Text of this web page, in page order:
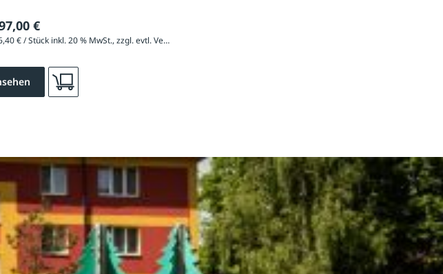
€
4.796,40 € / Stück inkl. 20 % MwSt., zzgl. evtl. Versandkosten